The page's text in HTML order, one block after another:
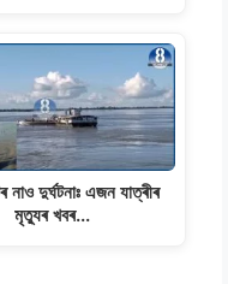
নাও দুৰ্ঘটনাঃ এজন যাত্ৰীৰ
মৃত্যুৰ খবৰ...